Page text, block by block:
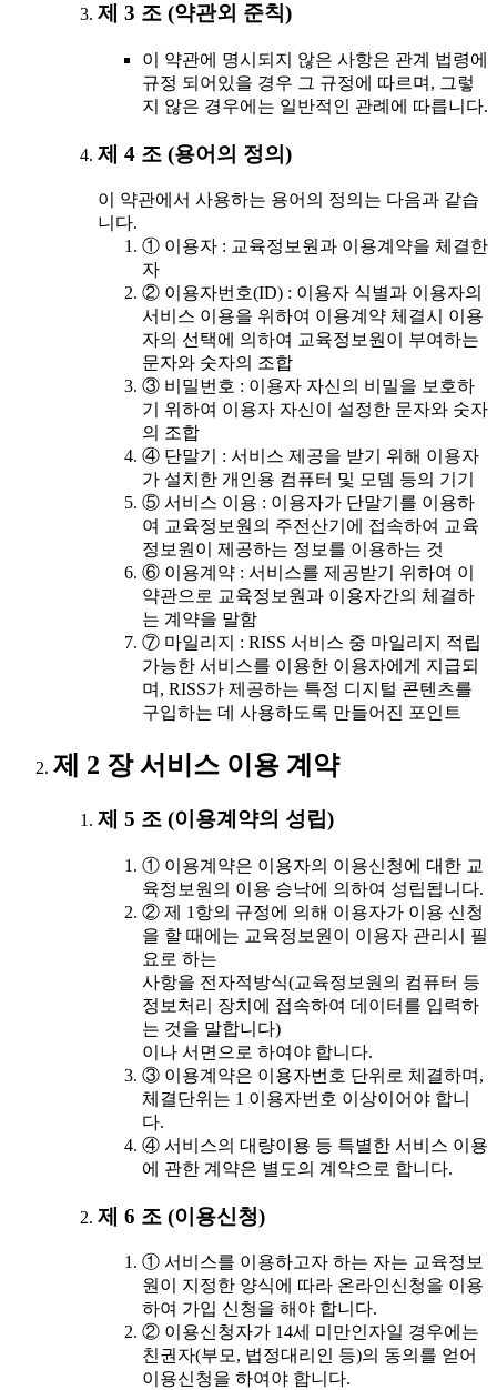
제 3 조 (약관외 준칙)
이 약관에 명시되지 않은 사항은 관계 법령에
규정 되어있을 경우 그 규정에 따르며, 그렇
지 않은 경우에는 일반적인 관례에 따릅니다.
제 4 조 (용어의 정의)
이 약관에서 사용하는 용어의 정의는 다음과 같습
니다.
① 이용자 : 교육정보원과 이용계약을 체결한
자
② 이용자번호(ID) : 이용자 식별과 이용자의
서비스 이용을 위하여 이용계약 체결시 이용
자의 선택에 의하여 교육정보원이 부여하는
문자와 숫자의 조합
③ 비밀번호 : 이용자 자신의 비밀을 보호하
기 위하여 이용자 자신이 설정한 문자와 숫자
의 조합
④ 단말기 : 서비스 제공을 받기 위해 이용자
가 설치한 개인용 컴퓨터 및 모뎀 등의 기기
⑤ 서비스 이용 : 이용자가 단말기를 이용하
여 교육정보원의 주전산기에 접속하여 교육
정보원이 제공하는 정보를 이용하는 것
⑥ 이용계약 : 서비스를 제공받기 위하여 이
약관으로 교육정보원과 이용자간의 체결하
는 계약을 말함
⑦ 마일리지 : RISS 서비스 중 마일리지 적립
가능한 서비스를 이용한 이용자에게 지급되
며, RISS가 제공하는 특정 디지털 콘텐츠를
구입하는 데 사용하도록 만들어진 포인트
제 2 장 서비스 이용 계약
제 5 조 (이용계약의 성립)
① 이용계약은 이용자의 이용신청에 대한 교
육정보원의 이용 승낙에 의하여 성립됩니다.
② 제 1항의 규정에 의해 이용자가 이용 신청
을 할 때에는 교육정보원이 이용자 관리시 필
요로 하는
사항을 전자적방식(교육정보원의 컴퓨터 등
정보처리 장치에 접속하여 데이터를 입력하
는 것을 말합니다)
이나 서면으로 하여야 합니다.
③ 이용계약은 이용자번호 단위로 체결하며,
체결단위는 1 이용자번호 이상이어야 합니
다.
④ 서비스의 대량이용 등 특별한 서비스 이용
에 관한 계약은 별도의 계약으로 합니다.
제 6 조 (이용신청)
① 서비스를 이용하고자 하는 자는 교육정보
원이 지정한 양식에 따라 온라인신청을 이용
하여 가입 신청을 해야 합니다.
② 이용신청자가 14세 미만인자일 경우에는
친권자(부모, 법정대리인 등)의 동의를 얻어
이용신청을 하여야 합니다.